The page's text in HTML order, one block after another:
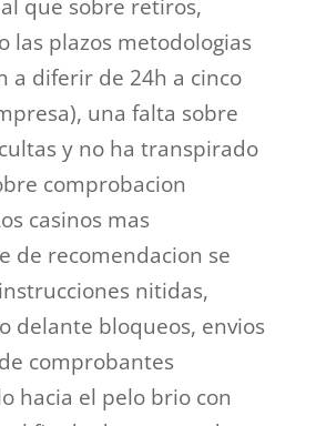
que sobre retiros,
las plazos metodologias
a diferir de 24h a cinco
una falta sobre
y no ha transpirado
comprobacion
casinos mas
de recomendacion se
nitidas,
delante bloqueos, envios
comprobantes
hacia el pelo brio con